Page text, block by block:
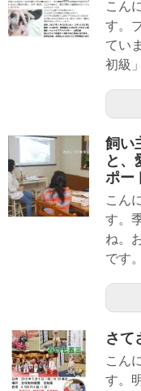
こん
す。
てい
初級
飼い
と、
ポー
こん
す。
ね。
です
さて
こん
す。